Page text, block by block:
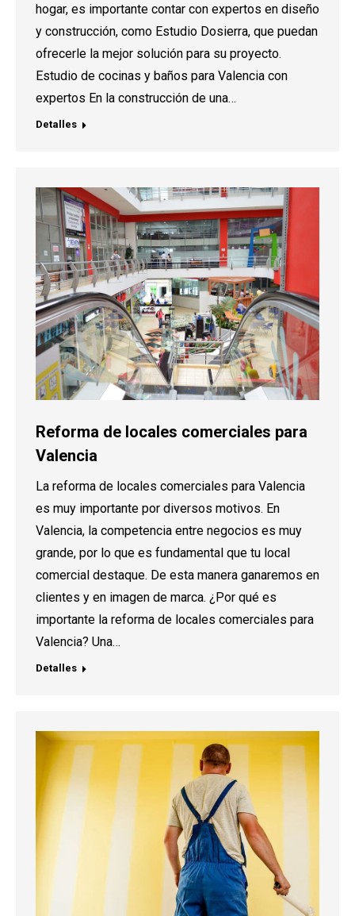
hogar, es importante contar con expertos en diseño
y construcción, como Estudio Dosierra, que puedan
ofrecerle la mejor solución para su proyecto.
Estudio de cocinas y baños para Valencia con
expertos En la construcción de una…
Detalles
Reforma de locales comerciales para
Valencia
La reforma de locales comerciales para Valencia
es muy importante por diversos motivos. En
Valencia, la competencia entre negocios es muy
grande, por lo que es fundamental que tu local
comercial destaque. De esta manera ganaremos en
clientes y en imagen de marca. ¿Por qué es
importante la reforma de locales comerciales para
Valencia? Una…
Detalles